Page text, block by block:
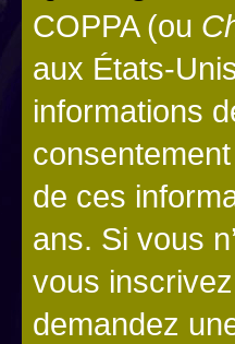
COPPA (ou
aux États-
informations
consentement
de ces
ans. Si vous
vous
demandez